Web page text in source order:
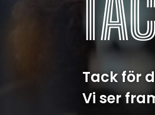
Tack för
Vi ser